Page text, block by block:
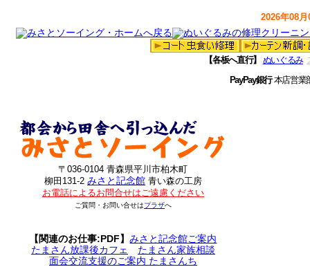
2026年08
【各板へ直行】 ぬいぐるみ
PayPay銀行本店営
〒036-0104 青森県平川市柏木町
柳田131-2 みさと記念館 青い森の工房
お電話によるお問合せはご遠慮ください
ご質問・お問い合せはプラザへ
【関連のお仕事:PDF】みさと記念館ご案内
たまさん放課後カフェ
たまさん家族相談
面会交流支援のご案内 たまさんち